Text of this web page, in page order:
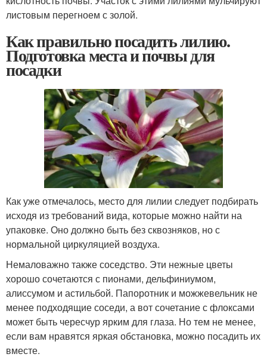
листовым перегноем с золой.
Как правильно посадить лилию.
Подготовка места и почвы для
посадки
Как уже отмечалось, место для лилии следует подбирать
исходя из требований вида, которые можно найти на
упаковке. Оно должно быть без сквозняков, но с
нормальной циркуляцией воздуха.
Немаловажно также соседство. Эти нежные цветы
хорошо сочетаются с пионами, дельфиниумом,
алиссумом и астильбой. Папоротник и можжевельник не
менее подходящие соседи, а вот сочетание с флоксами
может быть чересчур ярким для глаза. Но тем не менее,
если вам нравятся яркая обстановка, можно посадить их
вместе.